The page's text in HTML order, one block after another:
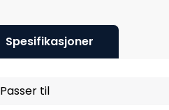
Spesifikasjoner
Passer til